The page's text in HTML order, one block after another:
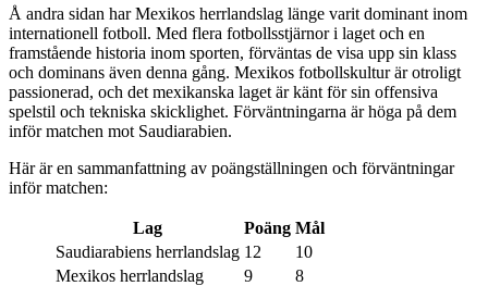
Å andra sidan har Mexikos herrlandslag länge varit dominant inom
internationell fotboll. Med flera fotbollsstjärnor i laget och en
framstående historia inom sporten, förväntas de visa upp sin klass
och dominans även denna gång. Mexikos fotbollskultur är otroligt
passionerad, och det mexikanska laget är känt för sin offensiva
spelstil och tekniska skicklighet. Förväntningarna är höga på dem
inför matchen mot Saudiarabien.
Här är en sammanfattning av poängställningen och förväntningar
inför matchen:
Lag Poäng Mål
Saudiarabiens herrlandslag 12
10
Mexikos herrlandslag
9 8